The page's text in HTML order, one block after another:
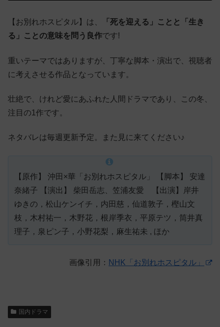
【お別れホスピタル】は、
「死を迎える」ことと「生き
る」ことの意味を問う良作です!
重いテーマではありますが、丁寧な脚本・演出で、視聴者
に考えさせる作品となっています。
壮絶で、けれど愛にあふれた人間ドラマであり、この冬、
注目の1作です。
ネタバレは毎週更新予定。また見に来てください♪
【原作】 沖田×華「お別れホスピタル」 【脚本】 安達
奈緒子 【演出】 柴田岳志、笠浦友愛 【出演】岸井
ゆきの，松山ケンイチ，内田慈，仙道敦子，樫山文
枝，木村祐一，木野花，根岸季衣，平原テツ，筒井真
理子，泉ピン子，小野花梨，麻生祐未 , ほか
画像引用： NHK「お別れホスピタル」
国内ドラマ